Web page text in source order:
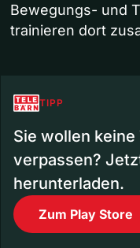
Bewegungs- und
trainieren dort
TIPP
Sie wollen
verpassen?
herunterladen.
Zum Play Store